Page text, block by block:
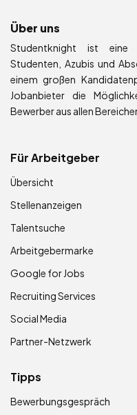
Über uns
Studentknight ist eine
Studenten, Azubis und
einem großen
Jobanbieter die
Bewerber aus allen
Für Arbeitgeber
Übersicht
Stellenanzeigen
Talentsuche
Arbeitgebermarke
Google for Jobs
Recruiting Services
Social Media
Partner-Netzwerk
Tipps
Bewerbungsgespräch